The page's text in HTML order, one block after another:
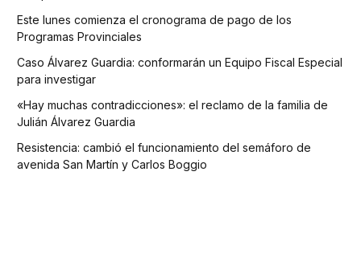
Este lunes comienza el cronograma de pago de los
Programas Provinciales
Caso Álvarez Guardia: conformarán un Equipo Fiscal Especial
para investigar
«Hay muchas contradicciones»: el reclamo de la familia de
Julián Álvarez Guardia
Resistencia: cambió el funcionamiento del semáforo de
avenida San Martín y Carlos Boggio